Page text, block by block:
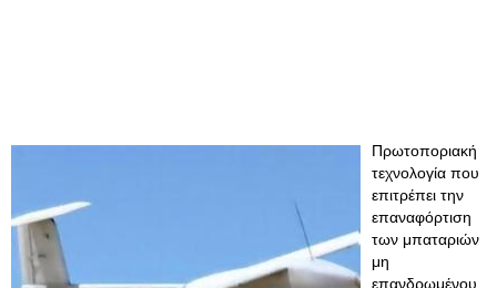
Πρωτοποριακή
τεχνολογία που
επιτρέπει την
επαναφόρτιση
των μπαταριών
μη
επανδρωμένου